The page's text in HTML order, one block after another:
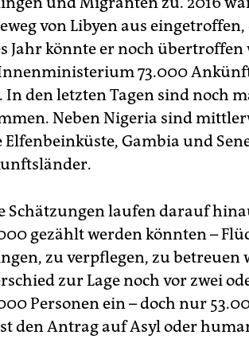
von Libyen aus
Jahr könnte er noch übertroffen
73.000
den letzten Tagen sind noch
Neben Nigeria sind
Elfenbeinküste, Gambia und
Schätzungen laufen darauf
gezählt werden könnten –
zu verpflegen, zu betreuen
zur Lage noch vor zwei
Personen ein – doch nur
den Antrag auf Asyl oder